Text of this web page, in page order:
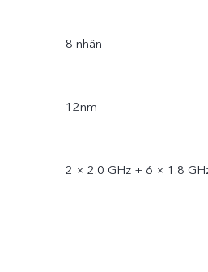
8 nhân
12nm
2 × 2.0 GHz + 6 × 1.8